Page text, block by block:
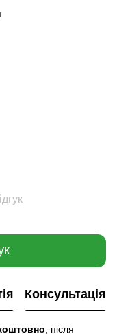
Консультація
після